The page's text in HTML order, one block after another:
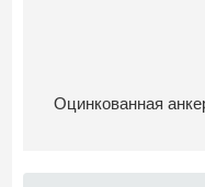
Оцинкованная